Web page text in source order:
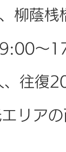
柳蔭桟
9:00～
往復
リア